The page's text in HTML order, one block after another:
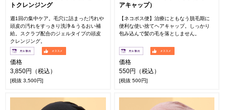
トクレンジング
週1回の集中ケア。毛穴に詰まった汚れや
頭皮の汚れをすっきり洗浄＆うるおい補
給。スクラブ配合のジェルタイプの頭皮
クレンジング。
価格
3,850円（税込）
[税抜 3,500円]
アキャップ）
【ネコポス便】治療にともなう脱毛期に
便利な使い捨てヘアキャップ。しっかり
包み込んで髪の毛を落としません。
価格
550円（税込）
[税抜 500円]